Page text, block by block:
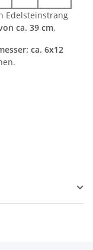
Edelsteinstrang
ca. 39 cm,
ca. 6x12